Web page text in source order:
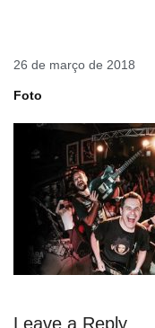
26 de março de 2018
Foto
Leave a Reply